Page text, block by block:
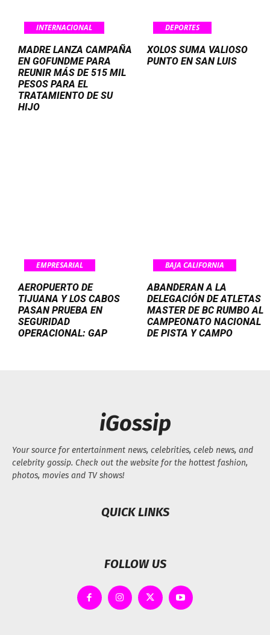
INTERNACIONAL
MADRE LANZA CAMPAÑA
EN GOFUNDME PARA
REUNIR MÁS DE 515 MIL
PESOS PARA EL
TRATAMIENTO DE SU
HIJO
DEPORTES
XOLOS SUMA VALIOSO
PUNTO EN SAN LUIS
EMPRESARIAL
AEROPUERTO DE
TIJUANA Y LOS CABOS
PASAN PRUEBA EN
SEGURIDAD
OPERACIONAL: GAP
BAJA CALIFORNIA
ABANDERAN A LA
DELEGACIÓN DE ATLETAS
MASTER DE BC RUMBO AL
CAMPEONATO NACIONAL
DE PISTA Y CAMPO
iGossip
Your source for entertainment news, celebrities, celeb news, and
celebrity gossip. Check out the website for the hottest fashion,
photos, movies and TV shows!
QUICK LINKS
FOLLOW US